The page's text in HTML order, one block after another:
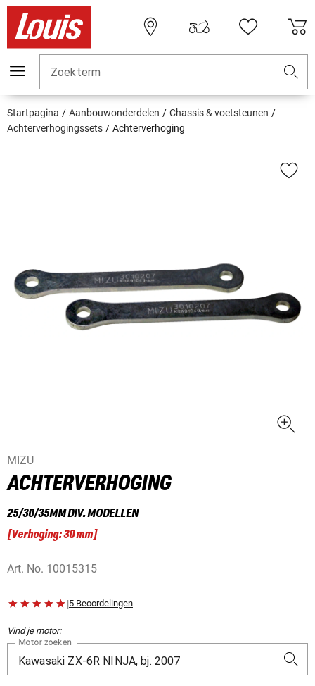
Zoekterm
Startpagina Aanbouwonderdelen
Chassis & voetsteunen
Achterverhogingssets
Achterverhoging
MIZU
ACHTERVERHOGING
25/30/35MM DIV. MODELLEN
[Verhoging: 30 mm]
Art. No. 10015315
|5 Beoordelingen
Vind je motor:
Motor zoeken